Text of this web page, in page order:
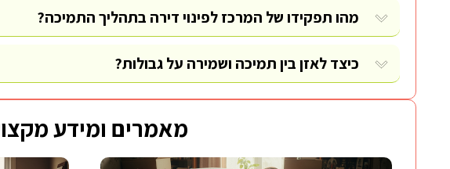
מהו תפקידו של המרכז לפינוי דירה בתהליך התמיכה?
כיצד לאזן בין תמיכה ושמירה על גבולות?
מאמרים ומידע